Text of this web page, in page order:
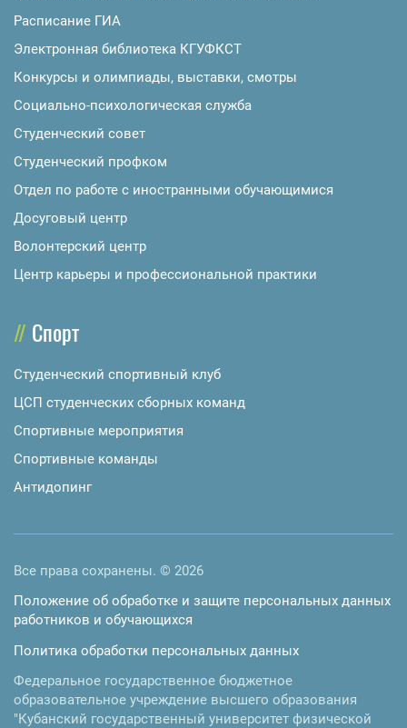
Расписание ГИА
Электронная библиотека КГУФКСТ
Конкурсы и олимпиады, выставки, смотры
Социально-психологическая служба
Студенческий совет
Студенческий профком
Отдел по работе с иностранными обучающимися
Досуговый центр
Волонтерский центр
Центр карьеры и профессиональной практики
Спорт
Студенческий спортивный клуб
ЦСП студенческих сборных команд
Спортивные мероприятия
Спортивные команды
Антидопинг
Все права сохранены. © 2026
Положение об обработке и защите персональных данных
работников и обучающихся
Политика обработки персональных данных
Федеральное государственное бюджетное
образовательное учреждение высшего образования
"Кубанский государственный университет физической